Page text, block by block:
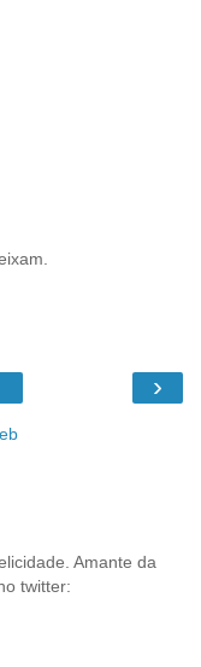
›
Amante da
twitter: